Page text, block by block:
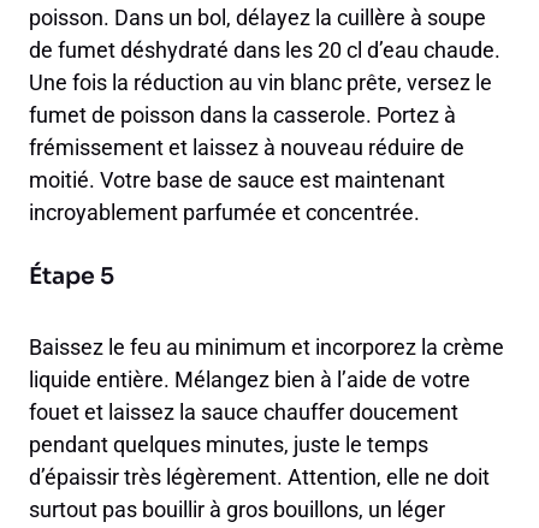
poisson. Dans un bol, délayez la cuillère à soupe
de fumet déshydraté dans les 20 cl d’eau chaude.
Une fois la réduction au vin blanc prête, versez le
fumet de poisson dans la casserole. Portez à
frémissement et laissez à nouveau réduire de
moitié. Votre base de sauce est maintenant
incroyablement parfumée et concentrée.
Étape 5
Baissez le feu au minimum et incorporez la crème
liquide entière. Mélangez bien à l’aide de votre
fouet et laissez la sauce chauffer doucement
pendant quelques minutes, juste le temps
d’épaissir très légèrement. Attention, elle ne doit
surtout pas bouillir à gros bouillons, un léger